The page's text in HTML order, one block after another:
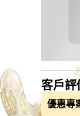
客戶評
優惠專